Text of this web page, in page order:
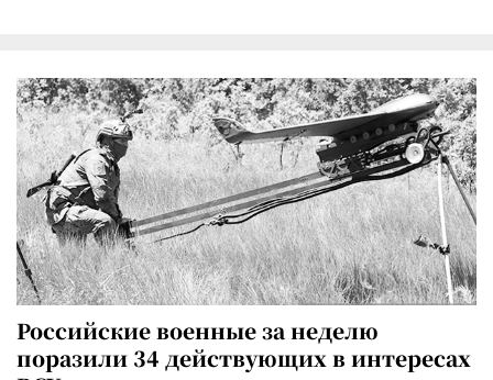
Российские военные за неделю
поразили 34 действующих в интересах